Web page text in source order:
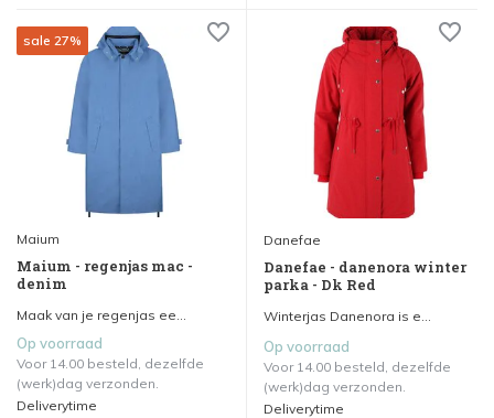
sale 27%
Maium
Maium - regenjas mac -
denim
Maak van je regenjas ee...
Op voorraad
Voor 14.00 besteld, dezelfde
(werk)dag verzonden.
Deliverytime
Danefae
Danefae - danenora winter
parka - Dk Red
Winterjas Danenora is e...
Op voorraad
Voor 14.00 besteld, dezelfde
(werk)dag verzonden.
Deliverytime